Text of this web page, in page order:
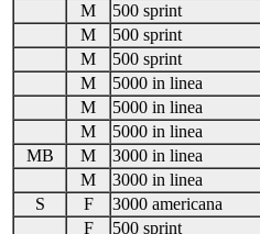
M
500 sprint
M
500 sprint
M
500 sprint
M
5000 in linea
M
5000 in linea
M
5000 in linea
MB
M 3000 in linea
M
3000 in linea
S
F 3000 americana
F
500 sprint